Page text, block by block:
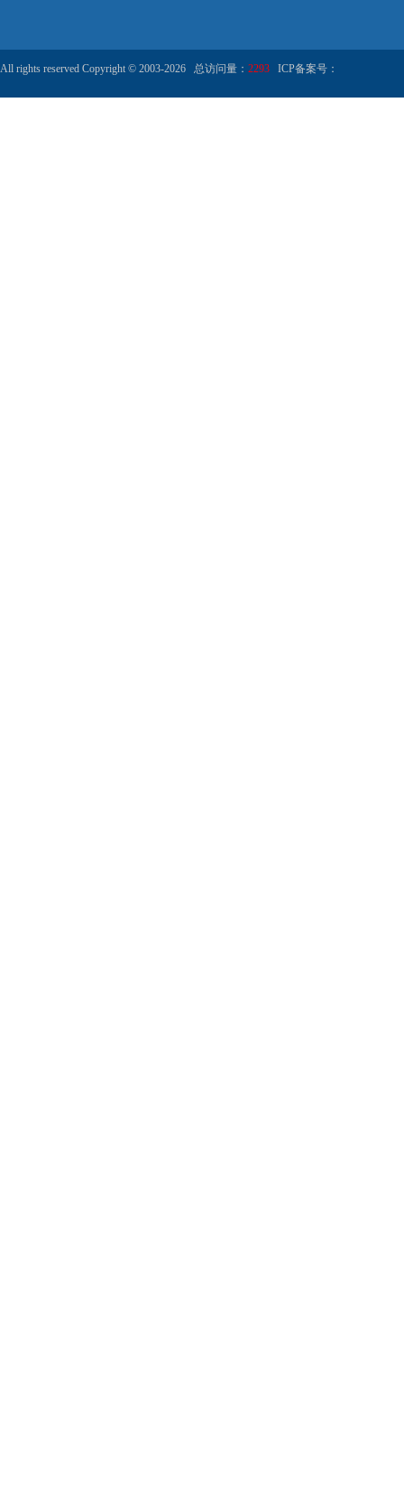
All rights reserved Copyright © 2003-2026 总访问量： 2293 ICP备案号：